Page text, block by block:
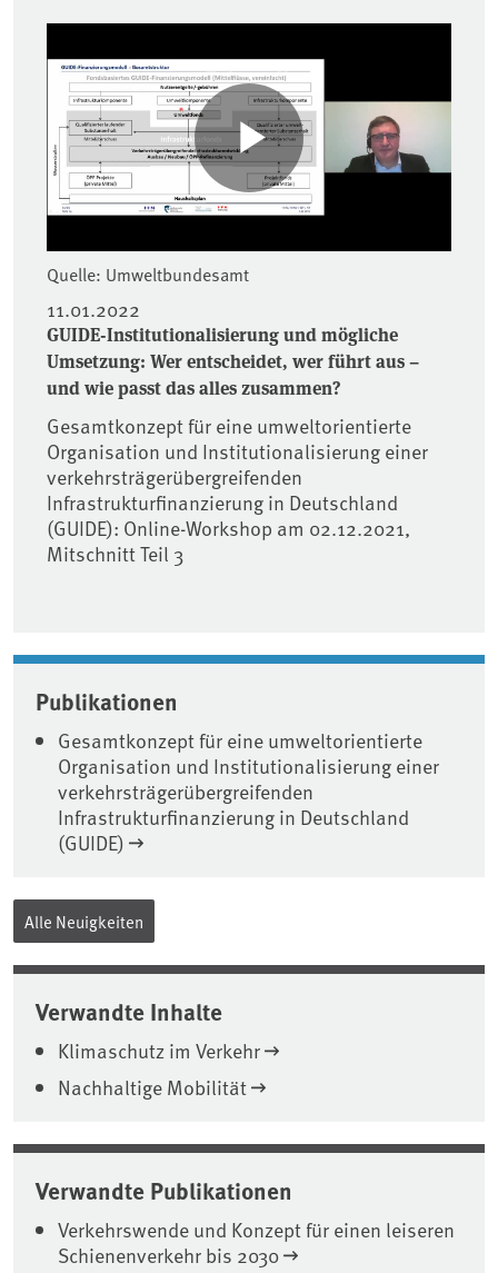
Quelle: Umweltbundesamt
11.01.2022
GUIDE-Institutionalisierung und mögliche
Umsetzung: Wer entscheidet, wer führt aus –
und wie passt das alles zusammen?
Gesamtkonzept für eine umweltorientierte
Organisation und Institutionalisierung einer
verkehrsträgerübergreifenden
Infrastrukturfinanzierung in Deutschland
(GUIDE): Online-Workshop am 02.12.2021,
Mitschnitt Teil 3
Publikationen
Gesamtkonzept für eine umweltorientierte
Organisation und Institutionalisierung einer
verkehrsträgerübergreifenden
Infrastrukturfinanzierung in Deutschland
(GUIDE)
Alle Neuigkeiten
Verwandte Inhalte
Klimaschutz im Verkehr
Nachhaltige Mobilität
Verwandte Publikationen
Verkehrswende und Konzept für einen leiseren
Schienenverkehr bis 2030